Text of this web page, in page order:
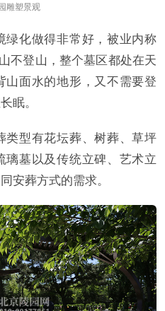
雕塑景观
绿化做得非常好，被业内称
不登山，整个墓区都处在天
山面水的地形，又不需要登
眠。
类型有花坛葬、树葬、草坪
璃墓以及传统立碑、艺术立
安葬方式的需求。